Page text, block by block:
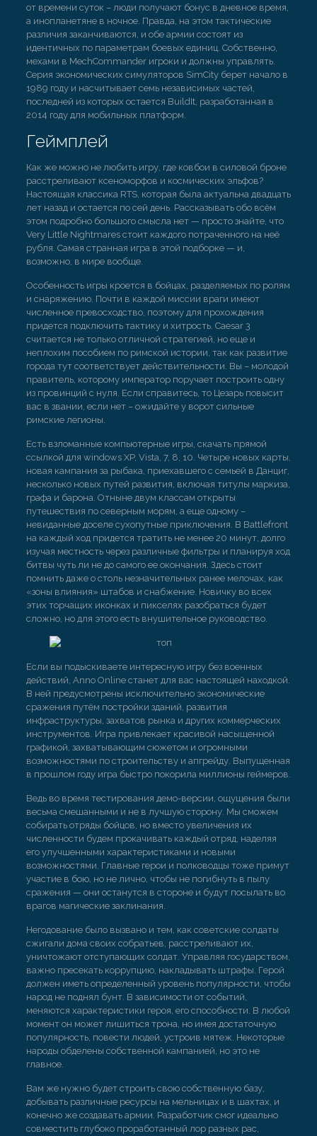
от времени суток – люди получают бонус в дневное время,
а инопланетяне в ночное. Правда, на этом тактические
различия заканчиваются, и обе армии состоят из
идентичных по параметрам боевых единиц. Собственно,
мехами в MechCommander игроки и должны управлять.
Серия экономических симуляторов SimCity берет начало в
1989 году и насчитывает семь независимых частей,
последней из которых остается BuildIt, разработанная в
2014 году для мобильных платформ.
Геймплей
Как же можно не любить игру, где ковбои в силовой броне
расстреливают ксеноморфов и космических эльфов?
Настоящая классика RTS, которая была актуальна двадцать
лет назад и остается по сей день. Рассказывать обо всём
этом подробно большого смысла нет — просто знайте, что
Very Little Nightmares стоит каждого потраченного на неё
рубля. Самая странная игра в этой подборке — и,
возможно, в мире вообще.
Особенность игры кроется в бойцах, разделяемых по ролям
и снаряжению. Почти в каждой миссии враги имеют
численное превосходство, поэтому для прохождения
придется подключить тактику и хитрость. Caesar 3
считается не только отличной стратегией, но еще и
неплохим пособием по римской истории, так как развитие
города тут соответствует действительности. Вы – молодой
правитель, которому император поручает построить одну
из провинций с нуля. Если справитесь, то Цезарь повысит
вас в звании, если нет – ожидайте у ворот сильные
римские легионы.
Есть взломанные компьютерные игры, скачать прямой
ссылкой для windows XP, Vista, 7, 8, 10. Четыре новых карты,
новая кампания за рыбака, приехавшего с семьей в Данциг,
несколько новых путей развития, включая титулы маркиза,
графа и барона. Отныне двум классам открыты
путешествия по северным морям, а еще одному –
невиданные доселе сухопутные приключения. В Battlefront
на каждый ход придется тратить не менее 20 минут, долго
изучая местность через различные фильтры и планируя ход
битвы чуть ли не до самого ее окончания. Здесь стоит
помнить даже о столь незначительных ранее мелочах, как
«зоны влияния» штабов и снабжение. Новичку во всех
этих торчащих иконках и пикселях разобраться будет
сложно, но для этого есть внушительное руководство.
Если вы подыскиваете интересную игру без военных
действий, Anno Online станет для вас настоящей находкой.
В ней предусмотрены исключительно экономические
сражения путём постройки зданий, развития
инфраструктуры, захватов рынка и других коммерческих
инструментов. Игра привлекает красивой насыщенной
графикой, захватывающим сюжетом и огромными
возможностями по строительству и апгрейду. Выпущенная
в прошлом году игра быстро покорила миллионы геймеров.
Ведь во время тестирования демо-версии, ощущения были
весьма смешанными и не в лучшую сторону. Мы сможем
собирать отряды бойцов, но вместо увеличения их
численности будем прокачивать каждый отряд, наделяя
его улучшенными характеристиками и новыми
возможностями. Главные герои и полководцы тоже примут
участие в бою, но не лично, чтобы не погибнуть в пылу
сражения — они останутся в стороне и будут посылать во
врагов магические заклинания.
Негодование было вызвано и тем, как советские солдаты
сжигали дома своих собратьев, расстреливают их,
уничтожают отступающих солдат. Управляя государством,
важно пресекать коррупцию, накладывать штрафы. Герой
должен иметь определенный уровень популярности, чтобы
народ не поднял бунт. В зависимости от событий,
меняются характеристики героя, его способности. В любой
момент он может лишиться трона, но имея достаточную
популярность, повести людей, устроив мятеж. Некоторые
народы обделены собственной кампанией, но это не
главное.
Вам же нужно будет строить свою собственную базу,
добывать различные ресурсы на мельницах и в шахтах, и
конечно же создавать армии. Разработчик смог идеально
совместить глубоко проработанный лор разных рас,